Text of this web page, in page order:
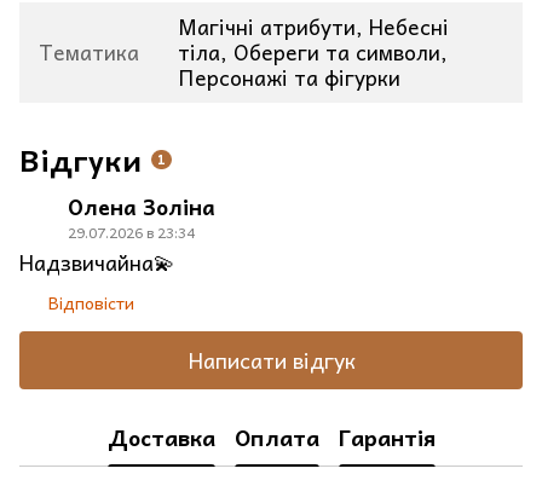
Тематика
Магічні атрибути, Небесні
тіла, Обереги та символи,
Персонажі та фігурки
Відгуки 1
Олена Золіна
29.07.2026 в 23:34
Надзвичайна💫
Відповісти
Написати відгук
Доставка Оплата Гарантія